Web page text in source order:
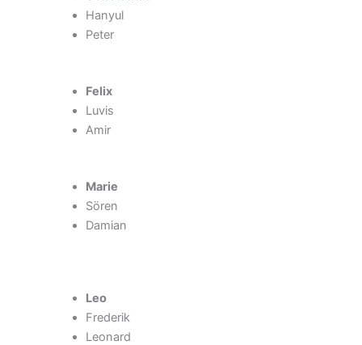
Hanyul
Peter
Felix
Luvis
Amir
Marie
Sören
Damian
Leo
Frederik
Leonard